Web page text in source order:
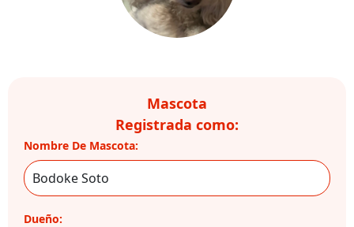
Mascota
Registrada como:
Nombre De Mascota:
Dueño: